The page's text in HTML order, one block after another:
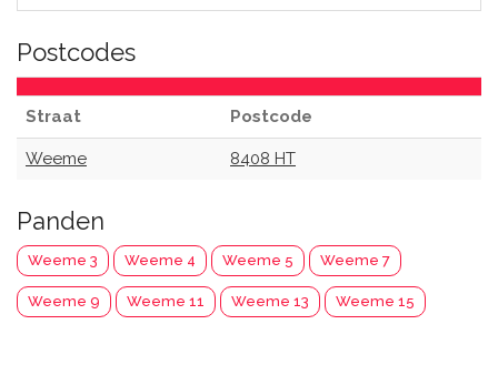
Postcodes
Straat Postcode
Weeme 8408 HT
Panden
Weeme 3 Weeme 4 Weeme 5 Weeme 7
Weeme 9 Weeme 11 Weeme 13 Weeme 15